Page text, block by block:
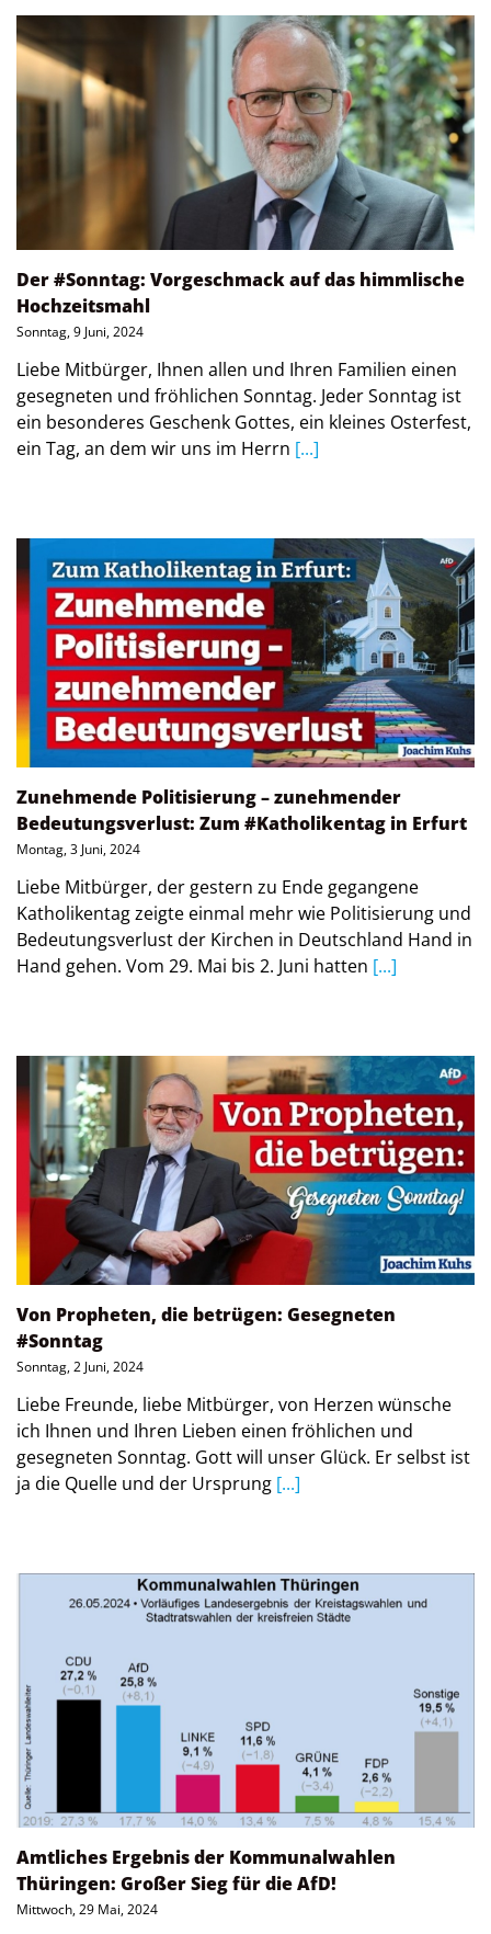
Der #Sonntag: Vorgeschmack auf das himmlische
Hochzeitsmahl
Sonntag, 9 Juni, 2024
Liebe Mitbürger, Ihnen allen und Ihren Familien einen
gesegneten und fröhlichen Sonntag. Jeder Sonntag ist
ein besonderes Geschenk Gottes, ein kleines Osterfest,
ein Tag, an dem wir uns im Herrn [...]
Zunehmende Politisierung – zunehmender
Bedeutungsverlust: Zum #Katholikentag in Erfurt
Montag, 3 Juni, 2024
Liebe Mitbürger, der gestern zu Ende gegangene
Katholikentag zeigte einmal mehr wie Politisierung und
Bedeutungsverlust der Kirchen in Deutschland Hand in
Hand gehen. Vom 29. Mai bis 2. Juni hatten [...]
Von Propheten, die betrügen: Gesegneten
#Sonntag
Sonntag, 2 Juni, 2024
Liebe Freunde, liebe Mitbürger, von Herzen wünsche
ich Ihnen und Ihren Lieben einen fröhlichen und
gesegneten Sonntag. Gott will unser Glück. Er selbst ist
ja die Quelle und der Ursprung [...]
Amtliches Ergebnis der Kommunalwahlen
Thüringen: Großer Sieg für die AfD!
Mittwoch, 29 Mai, 2024